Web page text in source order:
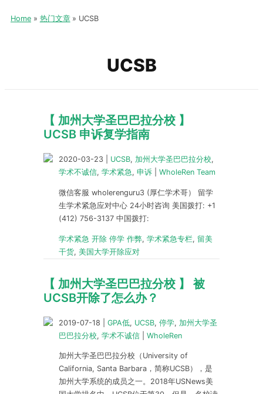
Home 热门文章 UCSB
UCSB
【 加州大学圣巴巴拉分校 】
UCSB 申诉复学指南
2020-03-23 UCSB, 加州大学圣巴巴拉分校,
学术不诚信, 学术紧急, 申诉 WholeRen Team
微信客服 wholerenguru3 (厚仁学术哥） 留学
生学术紧急应对中心 24小时咨询 美国拨打: +1
(412) 756-3137 中国拨打:
学术紧急 开除 停学 作弊, 学术紧急专栏, 留美
干货, 美国大学开除应对
【 加州大学圣巴巴拉分校 】 被
UCSB开除了怎么办？
2019-07-18 GPA低, UCSB, 停学, 加州大学圣
巴巴拉分校, 学术不诚信 WholeRen
加州大学圣巴巴拉分校（University of
California, Santa Barbara，简称UCSB），是
加州大学系统的成员之一。2018年USNews美